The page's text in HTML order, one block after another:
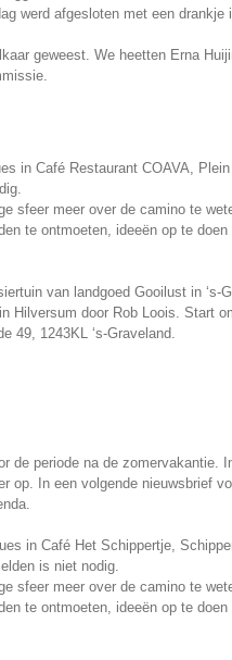
werd afgesloten met een drankje
geweest. We heetten Erna
in Café Restaurant COAVA,
sfeer meer over de camino te
te ontmoeten, ideeën op te
van landgoed Gooilust in ‘s-
Hilversum door Rob Loois. Start
49, 1243KL ‘s-Graveland.
de periode na de zomervakantie.
op. In een volgende nieuwsbrief
in Café Het Schippertje,
is niet nodig.
sfeer meer over de camino te
te ontmoeten, ideeën op te